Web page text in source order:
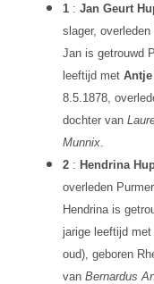
1 : Jan Geurt
slager, overleden
Jan is getrouwd
leeftijd met
8.5.1878,
dochter van
Munnix.
2 : Hendrina
overleden
Hendrina is
jarige leeftijd met
oud), geboren
van Bernardus